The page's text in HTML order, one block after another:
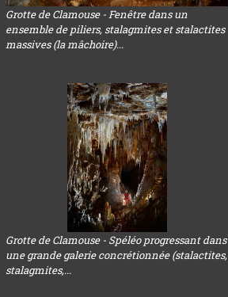
Grotte de Clamouse - Fenêtre dans un
ensemble de piliers, stalagmites et stalactites
massives (la mâchoire)...
Grotte de Clamouse - Spéléo progressant dans
une grande galerie concrétionnée (stalactites,
stalagmites,...